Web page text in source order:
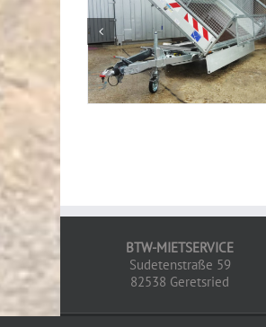
BTW-MIETSERVICE
Sudetenstraße 59
82538 Geretsried